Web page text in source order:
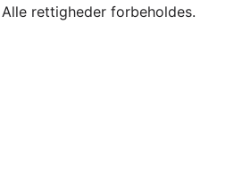
rettigheder forbeholdes.